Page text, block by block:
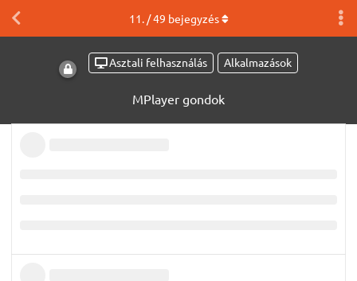
Asztali felhasználás Alkalmazások
MPlayer gondok
11. /49 bejegyzés